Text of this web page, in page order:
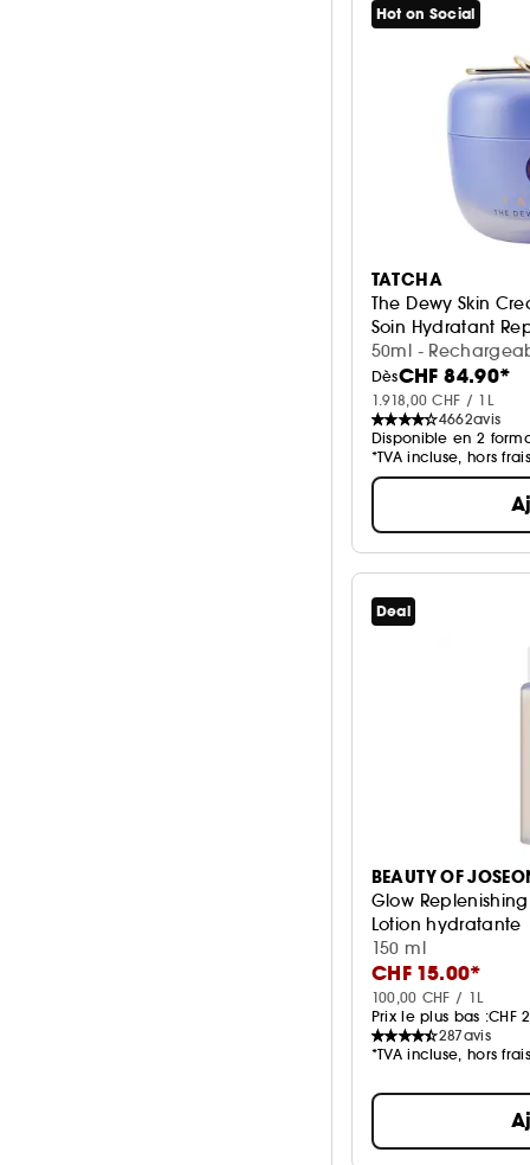
Hot on Social
TATCHA
The Dewy Skin
Soin Hydratant
50ml -
DèsCHF 84.90*
1.918,00 CHF / 1L
4662avis
Disponible en 2
*TVA incluse, hors
Deal
BEAUTY OF
Glow
Lotion hydratante
150 ml
CHF 15.00*
100,00 CHF / 1L
Prix le plus bas :CHF
287avis
*TVA incluse, hors